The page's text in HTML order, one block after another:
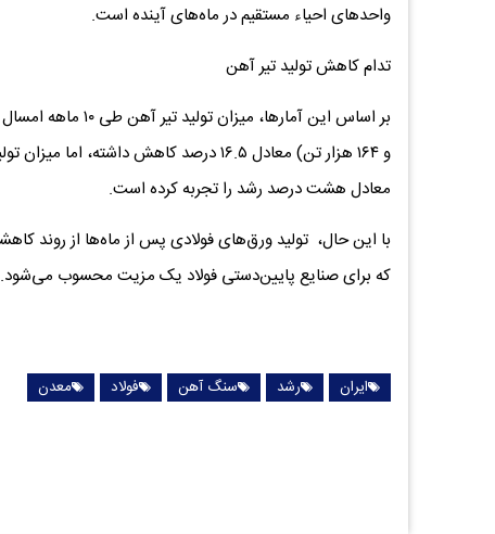
واحدهای احیاء مستقیم در ماه‌های آینده است.
تدام کاهش تولید تیر آهن
معادل هشت درصد رشد را تجربه کرده است.
که برای صنایع پایین‌دستی فولاد یک مزیت محسوب می‌شود.
ایران رشد سنگ آهن فولاد معدن